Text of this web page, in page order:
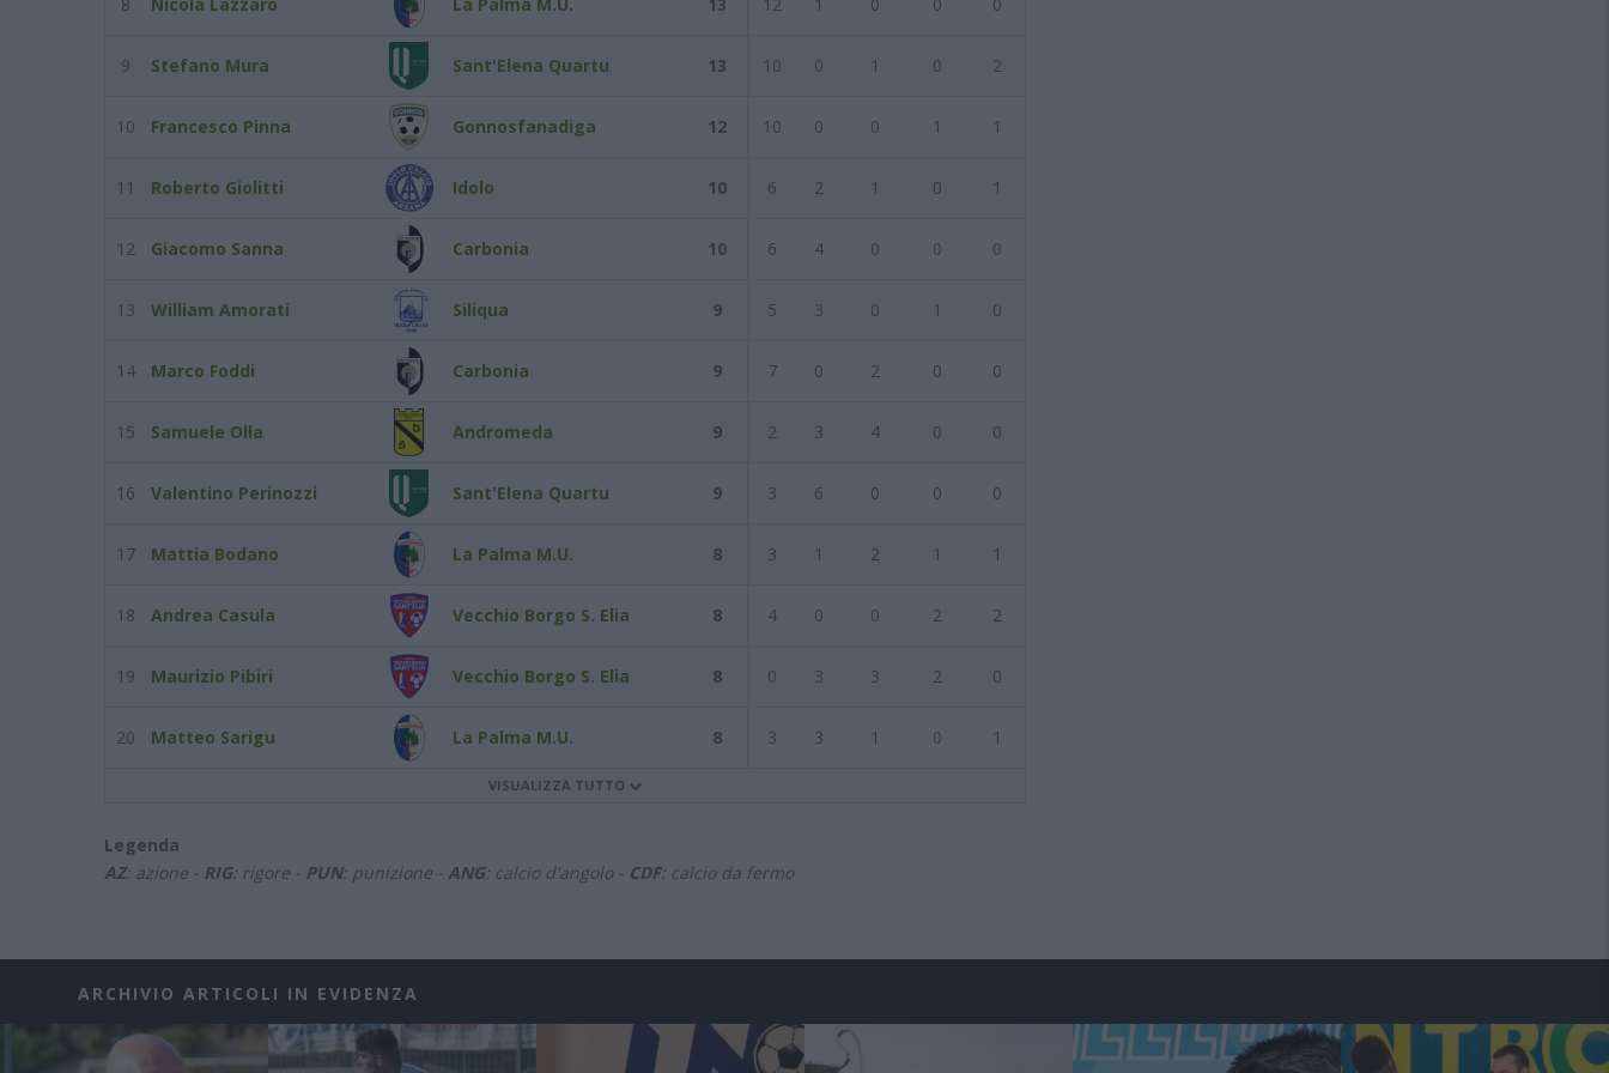
9 Stefano Mura Sant'Elena Quartu 13 10 0 1 0 2
10 Francesco Pinna Gonnosfanadiga 12 10 0 0 1 1
11 Roberto Giolitti Idolo 10 6 2 1 0 1
12 Giacomo Sanna Carbonia 10 6 4 0 0 0
13 William Amorati Siliqua 9 5 3 0 1 0
14 Marco Foddi Carbonia 9 7 0 2 0 0
15 Samuele Olla Andromeda 9 2 3 4 0 0
16 Valentino Perinozzi Sant'Elena Quartu 9 3 6 0 0 0
17 Mattia Bodano La Palma M.U. 8 3 1 2 1 1
18 Andrea Casula Vecchio Borgo S. Elia 8 4 0 0 2 2
19 Maurizio Pibiri Vecchio Borgo S. Elia 8 0 3 3 2 0
20 Matteo Sarigu La Palma M.U. 8 3 3 1 0 1
VISUALIZZA TUTTO
Legenda
AZ: azione - RIG: rigore - PUN: punizione - ANG: calcio d'angolo - CDF: calcio da fermo
ARCHIVIO ARTICOLI IN EVIDENZA